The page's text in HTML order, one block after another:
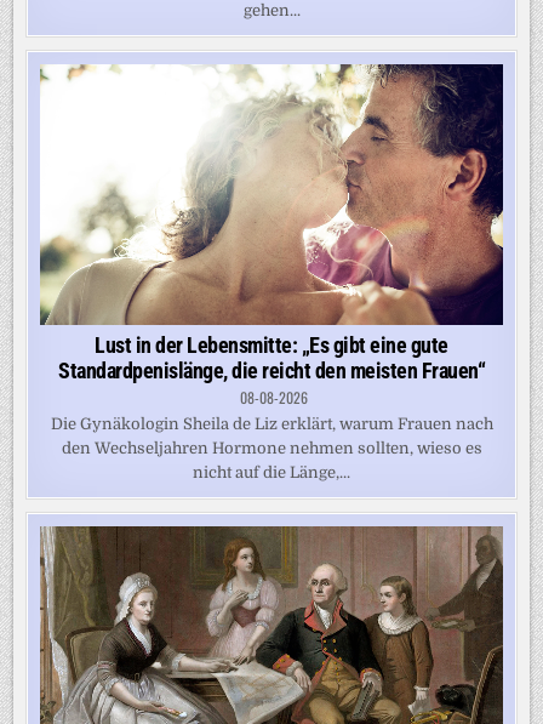
gehen...
Lust in der Lebensmitte: „Es gibt eine gute
Standardpenislänge, die reicht den meisten Frauen“
08-08-2026
Die Gynäkologin Sheila de Liz erklärt, warum Frauen nach
den Wechseljahren Hormone nehmen sollten, wieso es
nicht auf die Länge,...